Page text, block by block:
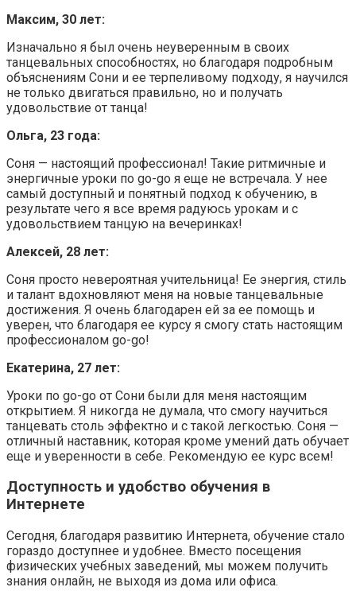
Максим, 30 лет:
Изначально я был очень неуверенным в своих
танцевальных способностях, но благодаря подробным
объяснениям Сони и ее терпеливому подходу, я научился
не только двигаться правильно, но и получать
удовольствие от танца!
Ольга, 23 года:
Соня — настоящий профессионал! Такие ритмичные и
энергичные уроки по go-go я еще не встречала. У нее
самый доступный и понятный подход к обучению, в
результате чего я все время радуюсь урокам и с
удовольствием танцую на вечеринках!
Алексей, 28 лет:
Соня просто невероятная учительница! Ее энергия, стиль
и талант вдохновляют меня на новые танцевальные
достижения. Я очень благодарен ей за ее помощь и
уверен, что благодаря ее курсу я смогу стать настоящим
профессионалом go-go!
Екатерина, 27 лет:
Уроки по go-go от Сони были для меня настоящим
открытием. Я никогда не думала, что смогу научиться
танцевать столь эффектно и с такой легкостью. Соня —
отличный наставник, которая кроме умений дать обучает
еще и уверенности в себе. Рекомендую ее курс всем!
Доступность и удобство обучения в
Интернете
Сегодня, благодаря развитию Интернета, обучение стало
гораздо доступнее и удобнее. Вместо посещения
физических учебных заведений, мы можем получить
знания онлайн, не выходя из дома или офиса.